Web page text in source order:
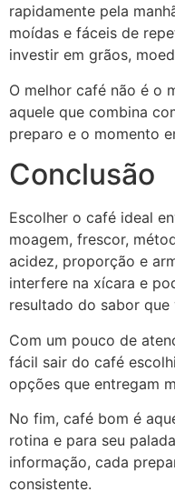
rapidamente pela
moídas e fáceis de
investir em grãos,
O melhor café não é o
aquele que combina
preparo e o momento
Conclusão
Escolher o café ideal
moagem, frescor,
acidez, proporção e
interfere na xícara e
resultado do sabor
Com um pouco de
fácil sair do café
opções que entregam
No fim, café bom é
rotina e para seu
informação, cada
consistente.